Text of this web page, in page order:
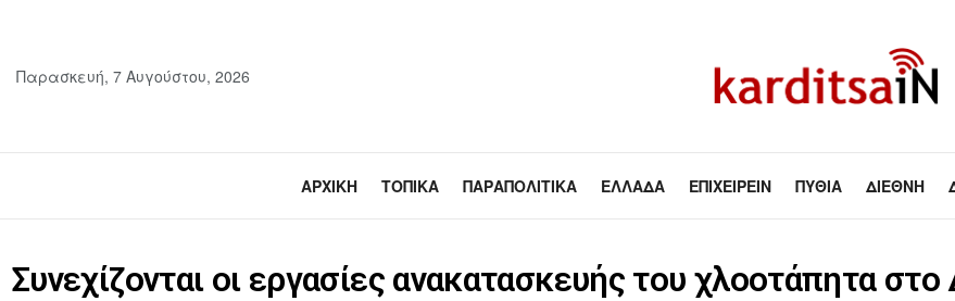
Παρασκευή, 7 Αυγούστου, 2026
ΑΡΧΙΚΉ ΤΟΠΙΚΆ ΠΑΡΑΠΟΛΙΤΙΚΆ ΕΛΛΆΔΑ ΕΠΙΧΕΙΡΕΊΝ ΠΥΘΊΑ ΔΙΕΘΝΉ
Συνεχίζονται οι εργασίες ανακατασκευής του χλοοτάπητα